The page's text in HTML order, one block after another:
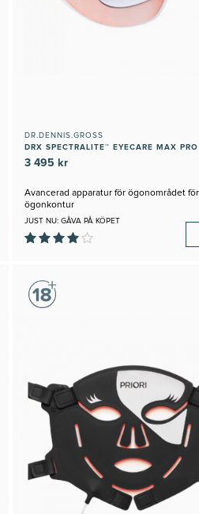
DR.DENNIS.GROSS
DRX SPECTRALITE™ EYECARE MAX PRO
3 495 kr
Avancerad apparatur för ögonområdet
ögonkontur
JUST NU: GÅVA PÅ KÖPET